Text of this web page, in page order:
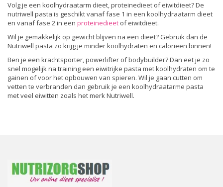
Volg je een koolhydraatarm dieet, proteinedieet of eiwitdieet? De
nutriwell pasta is geschikt vanaf fase 1 in een koolhydraatarm dieet
en vanaf fase 2 in een proteinedieet of eiwitdieet.
Wil je gemakkelijk op gewicht blijven na een dieet? Gebruik dan de
Nutriwell pasta zo krijg je minder koolhydraten en calorieën binnen!
Ben je een krachtsporter, powerlifter of bodybuilder? Dan eet je zo
snel mogelijk na training een eiwitrijke pasta met koolhydraten om te
gainen of voor het opbouwen van spieren. Wil je gaan cutten om
vetten te verbranden dan gebruik je een koolhydraatarme pasta
met veel eiwitten zoals het merk Nutriwell.